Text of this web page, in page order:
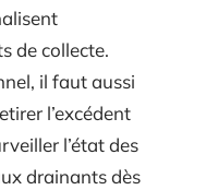
de collecte.
il faut aussi
l’excédent
l’état des
drainants dès